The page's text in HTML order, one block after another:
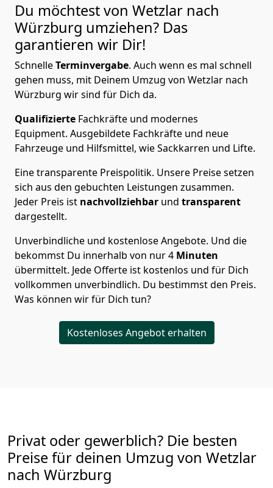
Du möchtest von Wetzlar nach
Würzburg umziehen? Das
garantieren wir Dir!
SchnelleTerminvergabe. Auch wenn es mal schnell
gehen muss, mit Deinem Umzug von Wetzlar nach
Würzburg wir sind für Dich da.
Qualifizierte Fachkräfte und modernes
Equipment. Ausgebildete Fachkräfte und neue
Fahrzeuge und Hilfsmittel, wie Sackkarren und Lifte.
Eine transparente Preispolitik. Unsere Preise setzen
sich aus den gebuchten Leistungen zusammen.
Jeder Preis ist nachvollziehbar und transparent
dargestellt.
Unverbindliche und kostenlose Angebote. Und die
bekommst Du innerhalb von nur4 Minuten
übermittelt. Jede Offerte ist kostenlos und für Dich
vollkommen unverbindlich. Du bestimmst den Preis.
Was können wir für Dich tun?
Kostenloses Angebot erhalten
Privat oder gewerblich? Die besten
Preise für deinen Umzug von Wetzlar
nach Würzburg